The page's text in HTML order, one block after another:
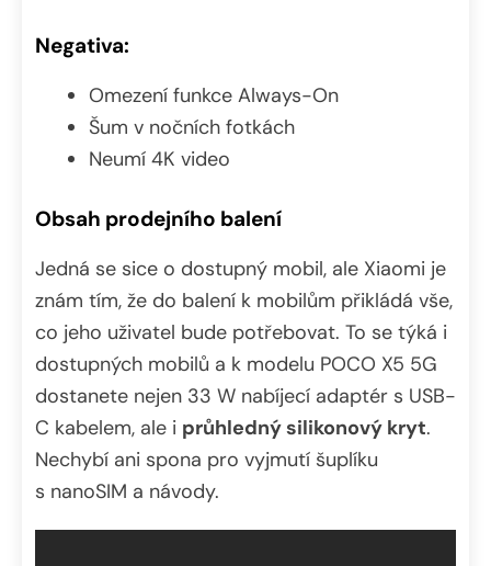
Negativa:
Omezení funkce Always-On
Šum v nočních fotkách
Neumí 4K video
Obsah prodejního balení
Jedná se sice o dostupný mobil, ale Xiaomi je
znám tím, že do balení k mobilům přikládá vše,
co jeho uživatel bude potřebovat. To se týká i
dostupných mobilů a k modelu POCO X5 5G
dostanete nejen 33 W nabíjecí adaptér s USB-
C kabelem, ale i průhledný silikonový kryt.
Nechybí ani spona pro vyjmutí šuplíku
s nanoSIM a návody.